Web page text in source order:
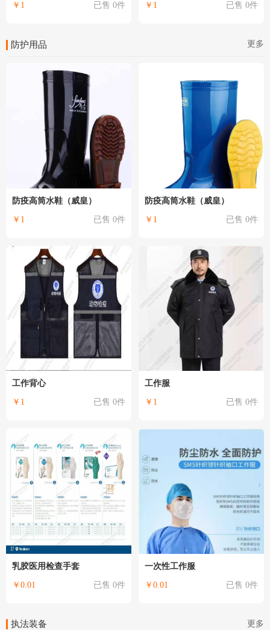
￥1 已售 0件 ￥1 已售 0件
防护用品 更多
防疫高筒水鞋（威皇）
￥1 已售 0件
防疫高筒水鞋（威皇）
￥1 已售 0件
工作背心
￥1 已售 0件
工作服
￥1 已售 0件
乳胶医用检查手套
￥0.01 已售 0件
一次性工作服
￥0.01 已售 0件
执法装备 更多